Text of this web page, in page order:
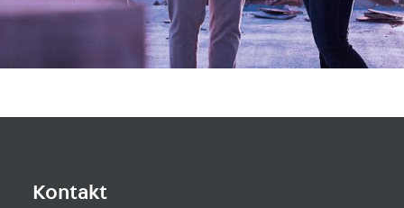
Kontakt